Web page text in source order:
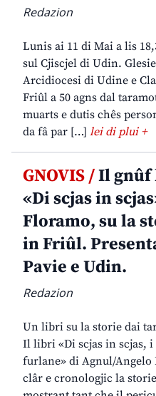
Redazion
Lunis ai 11 di Mai a lis
sul Cjiscjel di Udin.
Arcidiocesi di Udine e
Friûl a 50 agns dal
muarts e dutis chês
da fâ par […] lei di plui +
GNOVIS /Il gnûf
«Di scjas in
Floramo, su la
in Friûl.
Pavie e Udin.
Redazion
Un libri su la storie dai
Il libri «Di scjas in scjas,
furlane» di Agnul/Angelo
clâr e cronologjic la